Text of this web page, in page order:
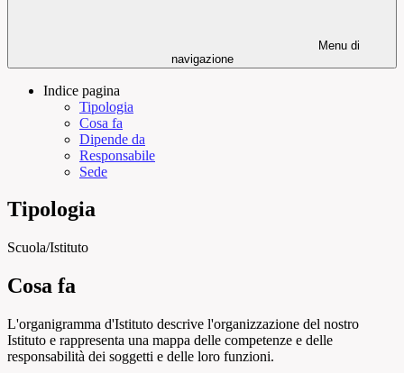
Menu di
navigazione
Indice pagina
Tipologia
Cosa fa
Dipende da
Responsabile
Sede
Tipologia
Scuola/Istituto
Cosa fa
L'organigramma d'Istituto descrive l'organizzazione del nostro
Istituto e rappresenta una mappa delle competenze e delle
responsabilità dei soggetti e delle loro funzioni.